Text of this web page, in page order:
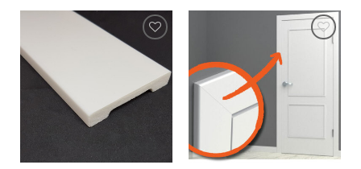
Legg til
ønskeliste
ønskeliste